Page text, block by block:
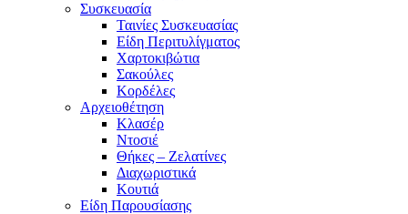
Συσκευασία
Ταινίες Συσκευασίας
Είδη Περιτυλίγματος
Χαρτοκιβώτια
Σακούλες
Κορδέλες
Αρχειοθέτηση
Κλασέρ
Ντοσιέ
Θήκες – Ζελατίνες
Διαχωριστικά
Κουτιά
Είδη Παρουσίασης